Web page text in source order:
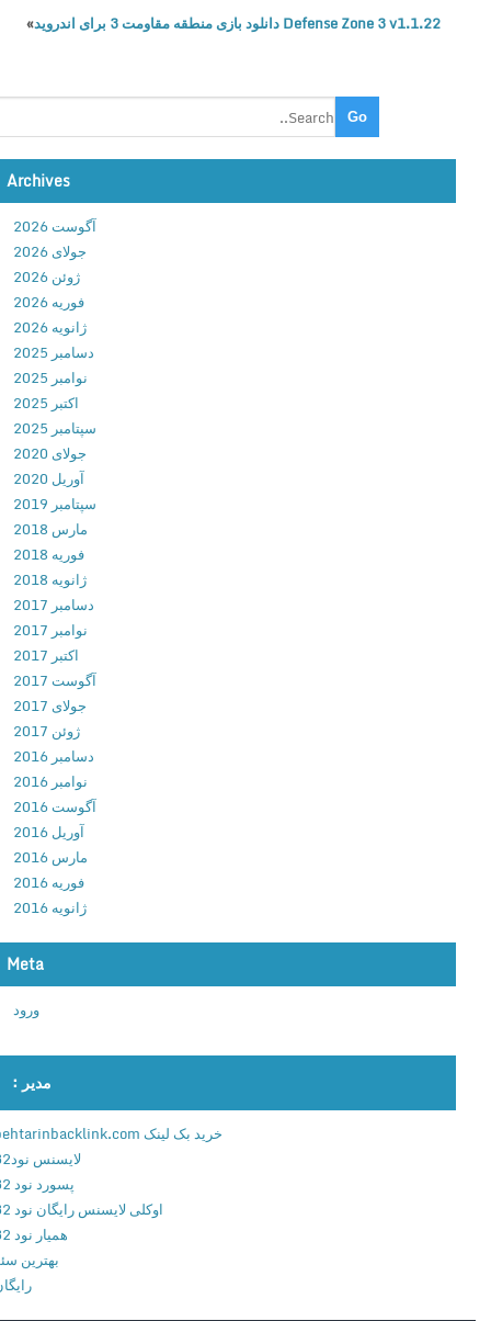
A
i
a
u
n
c
h
e
r
3
l
u
s
v
3
.
1
2
.
د
ا
ل
و
د
ا
ک
ش
ن
ن
ب
ا
ی
د
Defense Zone 3 v1.1.22 دانلود بازی منطقه مقاومت 3 برای اندروید
»
Archives
آگوست 2026
جولای 2026
ژوئن 2026
فوریه 2026
ژانویه 2026
دسامبر 2025
نوامبر 2025
سپتامبر 2025
جولای 2020
آوریل 2020
سپتامبر 2019
مارس 2018
فوریه 2018
ژانویه 2018
دسامبر 2017
نوامبر 2017
آگوست 2017
جولای 2017
ژوئن 2017
دسامبر 2016
نوامبر 2016
آگوست 2016
آوریل 2016
مارس 2016
فوریه 2016
ژانویه 2016
Meta
مدیر :
خرید بک لینک behtarinbacklink.com
لایسنس نود32
پسورد نود 32
اوکلی لایسنس رایگان نود 32
همیار نود 32
بهترین سئو
رایگان